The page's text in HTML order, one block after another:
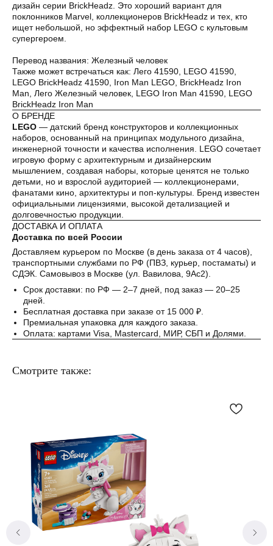
дизайн серии BrickHeadz. Это хороший вариант для
поклонников Marvel, коллекционеров BrickHeadz и тех, кто
ищет небольшой, но эффектный набор LEGO с культовым
супергероем.
Перевод названия: Железный человек
Также может встречаться как: Лего 41590, LEGO 41590,
LEGO BrickHeadz 41590, Iron Man LEGO, BrickHeadz Iron
Man, Лего Железный человек, LEGO Iron Man 41590, LEGO
BrickHeadz Iron Man
О БРЕНДЕ
LEGO — датский бренд конструкторов и коллекционных
наборов, основанный на принципах модульного дизайна,
инженерной точности и качества исполнения. LEGO сочетает
игровую форму с архитектурным и дизайнерским
мышлением, создавая наборы, которые ценятся не только
детьми, но и взрослой аудиторией — коллекционерами,
фанатами кино, архитектуры и поп-культуры. Бренд известен
официальными лицензиями, высокой детализацией и
долговечностью продукции.
ДОСТАВКА И ОПЛАТА
Доставка по всей России
Доставляем курьером по Москве (в день заказа от 4 часов),
транспортными службами по РФ (ПВЗ, курьер, постаматы) и
СДЭК. Самовывоз в Москве (ул. Вавилова, 9Ас2).
Срок доставки: по РФ — 2–7 дней, под заказ — 20–25
дней.
Бесплатная доставка при заказе от 15 000 ₽.
Премиальная упаковка для каждого заказа.
Оплата: картами Visa, Mastercard, МИР, СБП и Долями.
Смотрите также: